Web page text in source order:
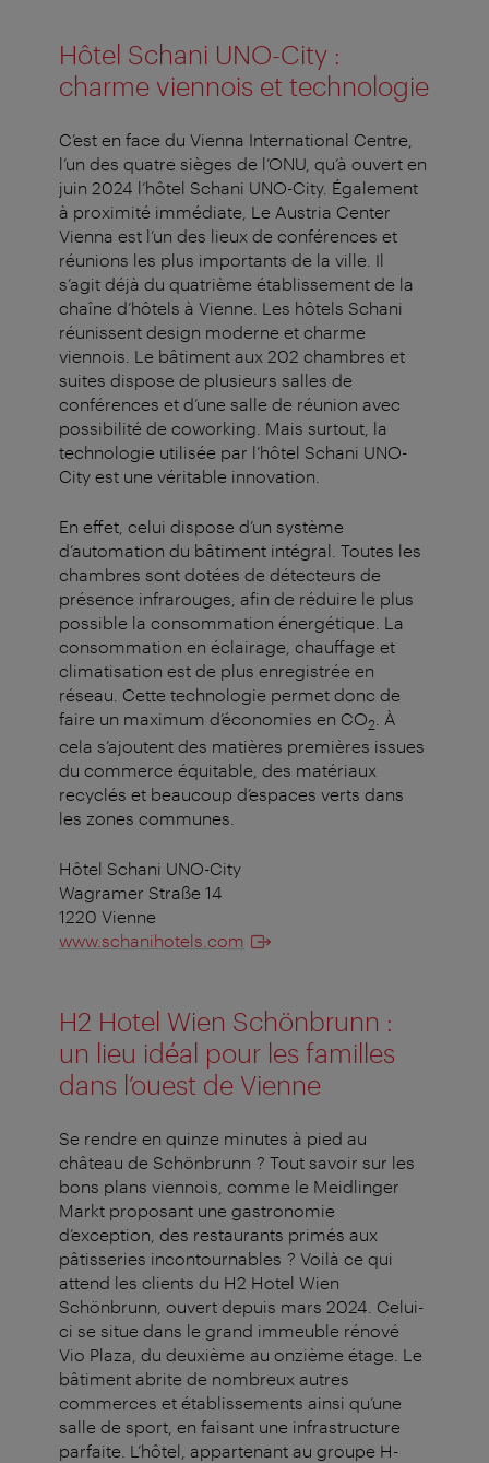
Hôtel Schani UNO-City :
charme viennois et technologie
C’est en face du Vienna International Centre,
l’un des quatre sièges de l’ONU, qu’à ouvert en
juin 2024 l’hôtel Schani UNO-City. Également
à proximité immédiate, Le Austria Center
Vienna est l’un des lieux de conférences et
réunions les plus importants de la ville. Il
s’agit déjà du quatrième établissement de la
chaîne d’hôtels à Vienne. Les hôtels Schani
réunissent design moderne et charme
viennois. Le bâtiment aux 202 chambres et
suites dispose de plusieurs salles de
conférences et d’une salle de réunion avec
possibilité de coworking. Mais surtout, la
technologie utilisée par l’hôtel Schani UNO-
City est une véritable innovation.
En effet, celui dispose d’un système
d’automation du bâtiment intégral. Toutes les
chambres sont dotées de détecteurs de
présence infrarouges, afin de réduire le plus
possible la consommation énergétique. La
consommation en éclairage, chauffage et
climatisation est de plus enregistrée en
réseau. Cette technologie permet donc de
faire un maximum d’économies en CO2 . À
cela s’ajoutent des matières premières issues
du commerce équitable, des matériaux
recyclés et beaucoup d’espaces verts dans
les zones communes.
Hôtel Schani UNO-City
Wagramer Straße 14
1220 Vienne
www.schanihotels.com
H2 Hotel Wien Schönbrunn :
un lieu idéal pour les familles
dans l’ouest de Vienne
Se rendre en quinze minutes à pied au
château de Schönbrunn ? Tout savoir sur les
bons plans viennois, comme le Meidlinger
Markt proposant une gastronomie
d’exception, des restaurants primés aux
pâtisseries incontournables ? Voilà ce qui
attend les clients du H2 Hotel Wien
Schönbrunn, ouvert depuis mars 2024. Celui-
ci se situe dans le grand immeuble rénové
Vio Plaza, du deuxième au onzième étage. Le
bâtiment abrite de nombreux autres
commerces et établissements ainsi qu’une
salle de sport, en faisant une infrastructure
parfaite. L’hôtel, appartenant au groupe H-